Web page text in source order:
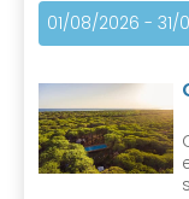
01/08/2026 - 31/